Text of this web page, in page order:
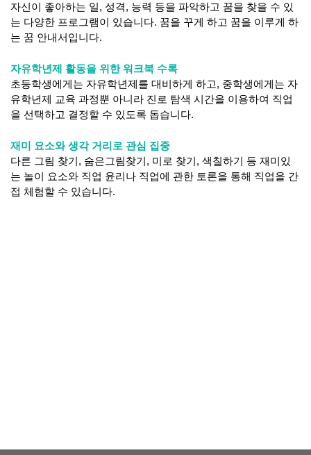
자신이 좋아하는 일, 성격, 능력 등을 파악하고 꿈을 찾을 수 있
는 다양한 프로그램이 있습니다. 꿈을 꾸게 하고 꿈을 이루게 하
는 꿈 안내서입니다.
자유학년제 활동을 위한 워크북 수록
초등학생에게는 자유학년제를 대비하게 하고, 중학생에게는 자
유학년제 교육 과정뿐 아니라 진로 탐색 시간을 이용하여 직업
을 선택하고 결정할 수 있도록 돕습니다.
재미 요소와 생각 거리로 관심 집중
다른 그림 찾기, 숨은그림찾기, 미로 찾기, 색칠하기 등 재미있
는 놀이 요소와 직업 윤리나 직업에 관한 토론을 통해 직업을 간
접 체험할 수 있습니다.